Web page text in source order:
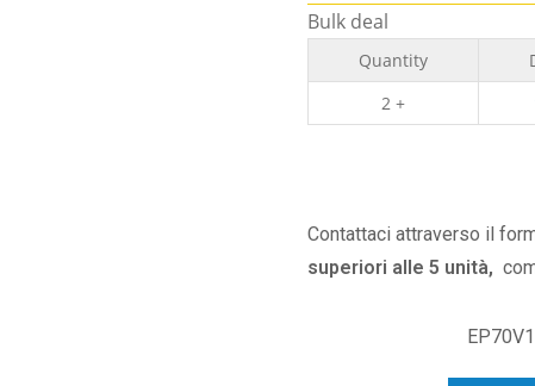
Bulk deal
Quantity
2 +
Contattaci attraverso il
superiori alle 5 unità,